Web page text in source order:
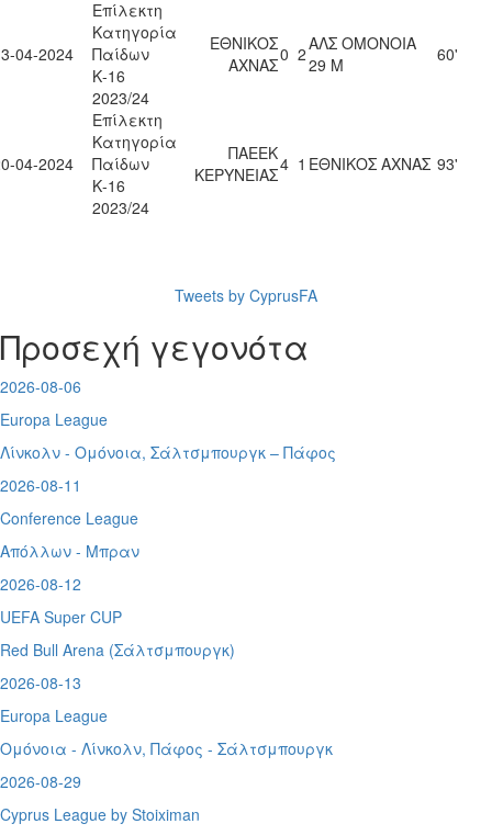
04-2024
Επίλεκτη
Κατηγορία
Παίδων
Κ-16
2023/24
ΕΘΝΙΚΟΣ
ΑΧΝΑΣ0 2ΑΛΣ ΟΜΟΝΟΙΑ
29 Μ
60'
04-2024
Επίλεκτη
Κατηγορία
Παίδων
Κ-16
2023/24
ΠΑΕΕΚ
ΚΕΡΥΝΕΙΑΣ4 1 ΕΘΝΙΚΟΣ ΑΧΝΑΣ 93'
Tweets by CyprusFA
Προσεχή γεγονότα
2026-08-06
Europa League
Λίνκολν - Ομόνοια, Σάλτσμπουργκ – Πάφος
2026-08-11
Conference League
Απόλλων - Μπραν
2026-08-12
UEFA Super CUP
Red Bull Arena (Σάλτσμπουργκ)
2026-08-13
Europa League
Ομόνοια - Λίνκολν, Πάφος - Σάλτσμπουργκ
2026-08-29
Cyprus League by Stoiximan